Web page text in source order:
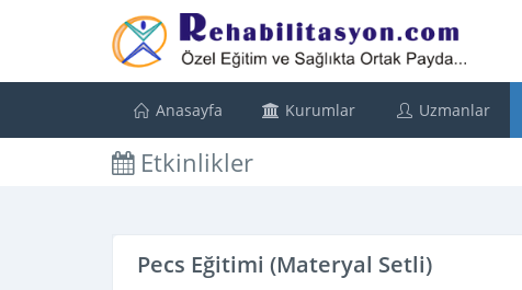
Anasayfa Kurumlar Uzmanlar
Etkinlikler
Pecs Eğitimi (Materyal Setli)